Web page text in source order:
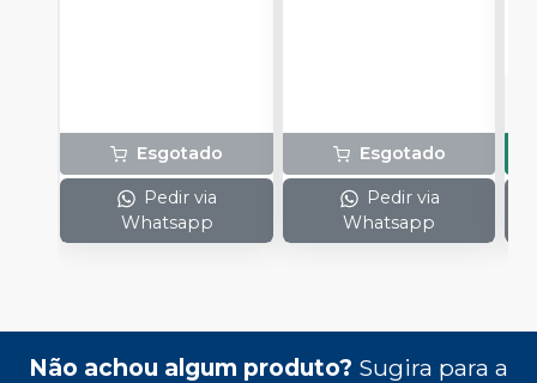
Esgotado
Pedir via
Whatsapp
Esgotado
Pedir via
Whatsapp
Não achou algum produto? Sugira para a